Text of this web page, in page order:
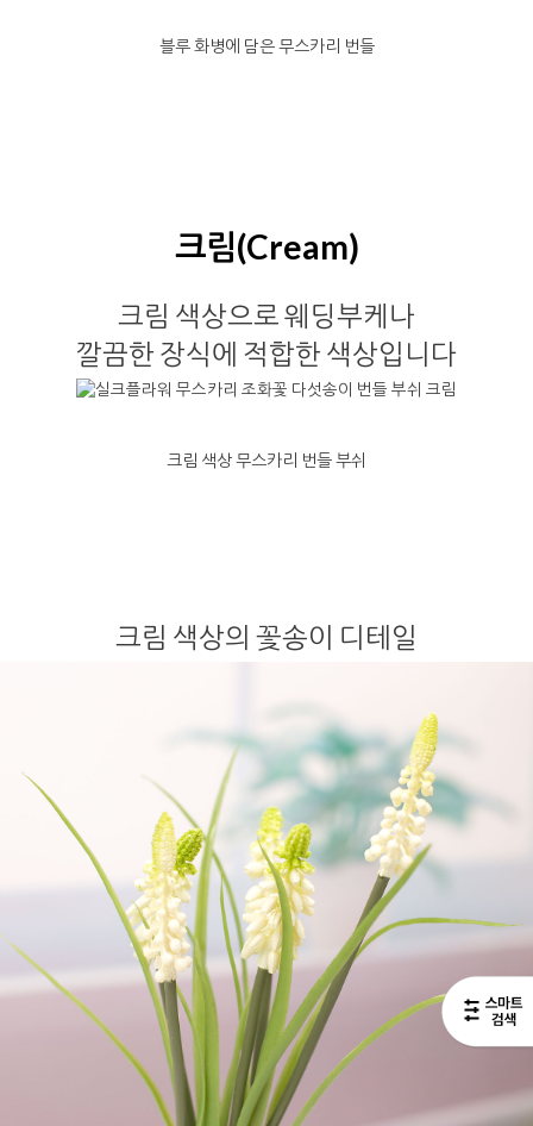
블루 화병에 담은 무스카리 번들
크림(Cream)
크림 색상으로 웨딩부케나
깔끔한 장식에 적합한 색상입니다
크림 색상 무스카리 번들 부쉬
크림 색상의 꽃송이 디테일